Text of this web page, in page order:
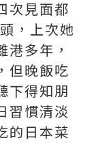
次見面都
，上次她
多年，
但晚飯吃
下得知朋
習慣清淡
的日本菜